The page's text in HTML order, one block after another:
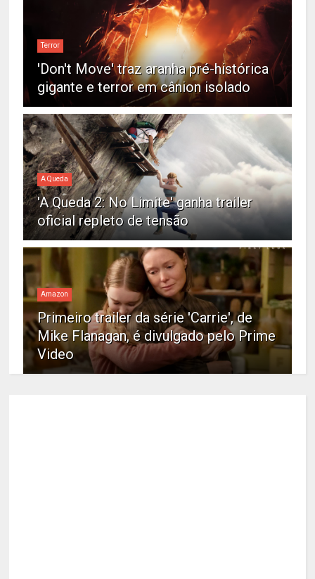
Terror
'Don't Move' traz aranha pré-histórica
gigante e terror em cânion isolado
A Queda
'A Queda 2: No Limite' ganha trailer
oficial repleto de tensão
Amazon
Primeiro trailer da série 'Carrie', de
Mike Flanagan, é divulgado pelo Prime
Video